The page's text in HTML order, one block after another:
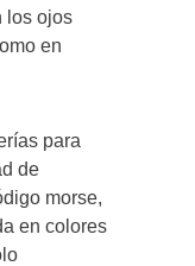
los ojos
en
para
de
morse,
en colores